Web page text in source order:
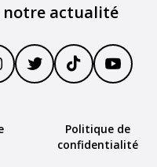
notre actualité
Politique de
confidentialité